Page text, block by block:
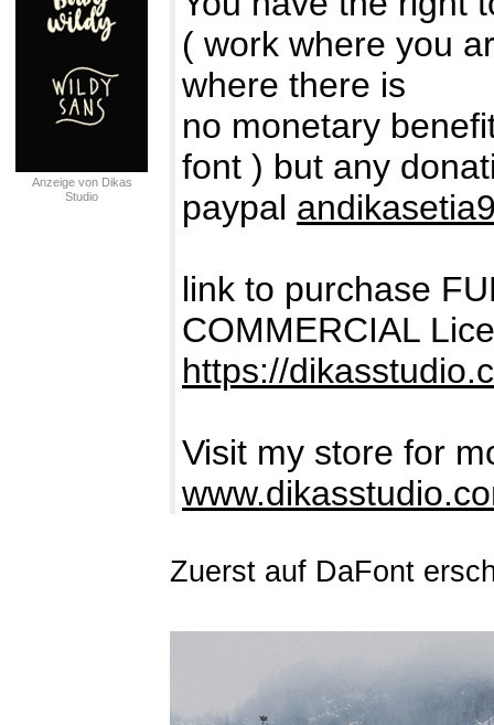
Anzeige von Dikas
Studio
( work where you
where there is
no monetary
font ) but any
paypal
link to purchase
COMMERCIAL
https://
Visit my store for
Zuerst auf DaFont